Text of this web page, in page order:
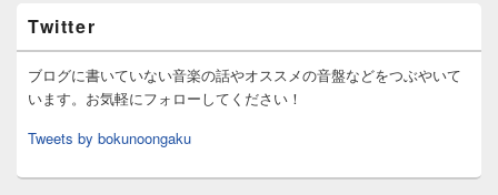
Twitter
ブログに書いていない音楽の話やオススメの音盤などをつぶやいて
います。お気軽にフォローしてください！
Tweets by bokunoongaku